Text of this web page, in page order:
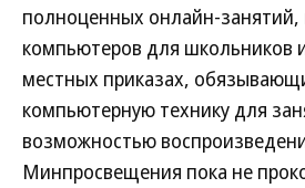
полноценных онлайн-занятий,
компьютеров для школьников
местных приказах,
компьютерную технику для
возможностью
Минпросвещения пока не